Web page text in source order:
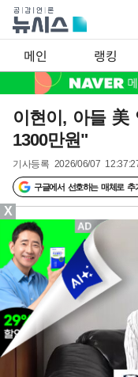
메인 랭킹
이현이, 아들
1300만원"
기사등록 2026/06/07
구글에서 선호하는 매체로 추
X